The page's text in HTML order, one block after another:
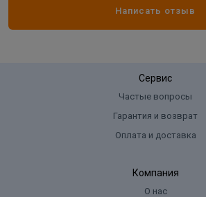
Написать отзыв
Сервис
Частые вопросы
Гарантия и возврат
Оплата и доставка
Компания
О нас